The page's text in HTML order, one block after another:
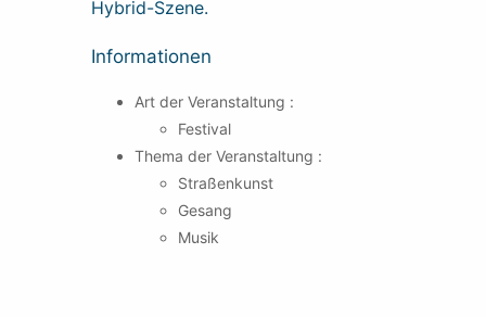
Hybrid-Szene.
Informationen
Art der Veranstaltung :
Festival
Thema der Veranstaltung :
Straßenkunst
Gesang
Musik